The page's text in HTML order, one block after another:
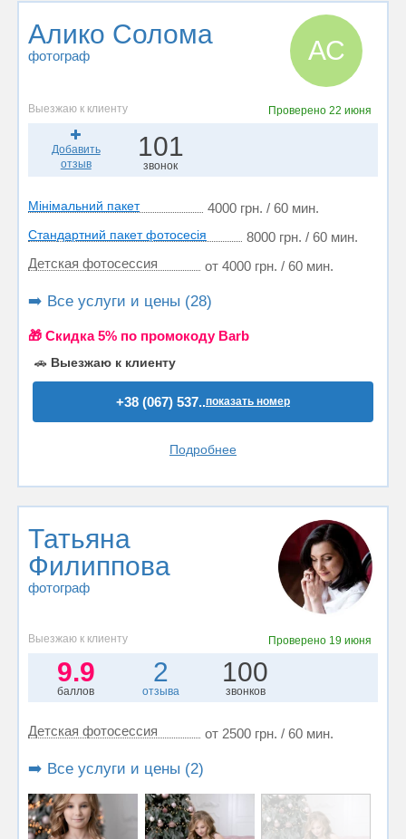
Алико Солома
фотограф АС
Выезжаю к клиенту Проверено 22 июня
Добавить
отзыв
101
звонок
Мінімальний пакет 4000 грн. / 60 мин.
Стандартний пакет фотосесія
8000 грн. / 60 мин.
Детская фотосессия
от 4000 грн. / 60 мин.
➡️ Все услуги и цены (28)
🎁 Cкидка 5% по промокоду Barb
🚗 Выезжаю к клиенту
+38 (067) 537..показать номер
Подробнее
Татьяна
Филиппова
фотограф
Выезжаю к клиенту Проверено 19 июня
9.9
баллов
2
отзыва
100
звонков
Детская фотосессия от 2500 грн. / 60 мин.
➡️ Все услуги и цены (2)